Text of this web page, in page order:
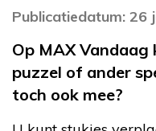
Publicatiedatum: 26
Op MAX Vandaag
puzzel of ander
toch ook mee?